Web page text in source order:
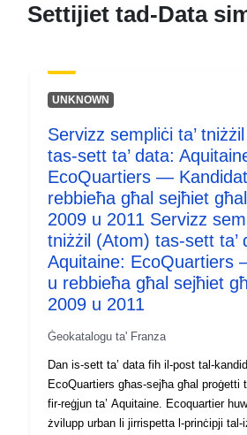
Tip:
Riżorsa:
http://
codelist/
Settijiet tad-Data
UNKNOWN
Servizz sempliċi ta’
tas-sett ta’ data:
EcoQuartiers —
rebbieħa għal sejħiet
2009 u 2011 Servizz
tniżżil (Atom) tas-sett ta’
Aquitaine: EcoQuartiers
u rebbieħa għal sejħiet
2009 u 2011
Ġeokatalogu ta' Franza
Dan is-sett ta’ data fih il-post tal-
EcoQuartiers għas-sejħa għal proġetti
fir-reġjun ta’ Aquitaine. Ecoquartier huwa proġett ta’
żvilupp urban li jirrispetta l-prinċipji tal-